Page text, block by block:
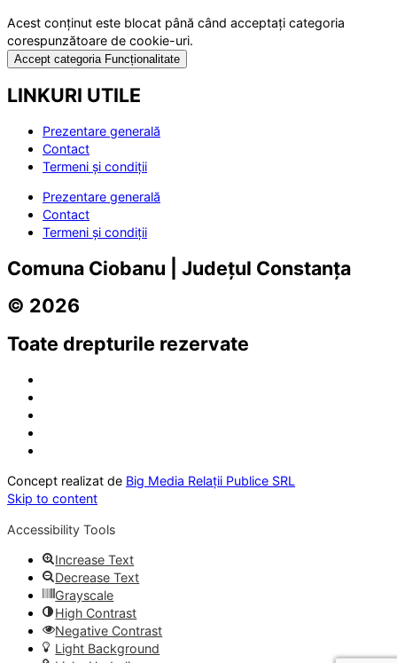
Acest conținut este blocat până când acceptați categoria
corespunzătoare de cookie-uri.
Accept categoria Funcționalitate
LINKURI UTILE
Prezentare generală
Contact
Termeni și condiții
Prezentare generală
Contact
Termeni și condiții
Comuna Ciobanu | Județul Constanța
© 2026
Toate drepturile rezervate
Concept realizat de Big Media Relații Publice SRL
Skip to content
Accessibility Tools
Increase Text
Decrease Text
Grayscale
High Contrast
Negative Contrast
Light Background